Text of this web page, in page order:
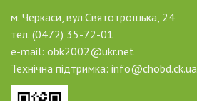
м. Черкаси, вул.Святотроїцька, 24
тел. (0472) 35-72-01
e-mail: obk2002@ukr.net
Технічна підтримка: info@chobd.ck.ua